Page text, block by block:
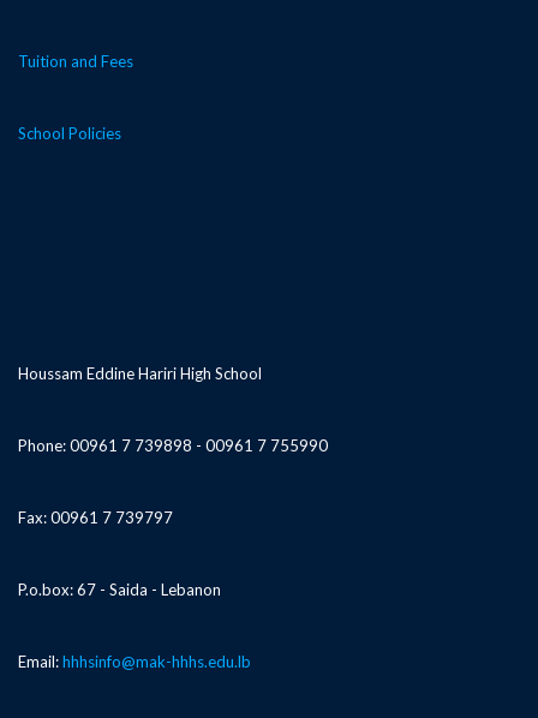
Tuition and Fees
School Policies
Houssam Eddine Hariri High School
Phone: 00961 7 739898 - 00961 7 755990
Fax: 00961 7 739797
P.o.box: 67 - Saida - Lebanon
Email:hhhsinfo@mak-hhhs.edu.lb